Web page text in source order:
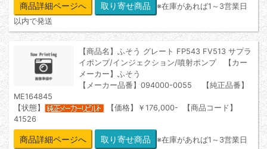
商品詳細ページへ
※在庫があれば1～3営業日
以内で発送
【商品名】ふそう グレート FP543 FV513 サプラ
イポンプ/インジェクション/噴射ポンプ 【カー
メーカー】ふそう
【メーカー品番】094000-0055 【純正品番】
ME164845
【状態】
【価格】￥176,000- 【商品コード】
41526
商品詳細ページへ
※在庫があれば1～3営業日